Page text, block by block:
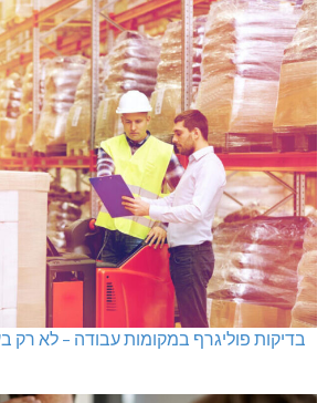
גם בחום הכבד: לא מוותרים על הדמוקרטיה